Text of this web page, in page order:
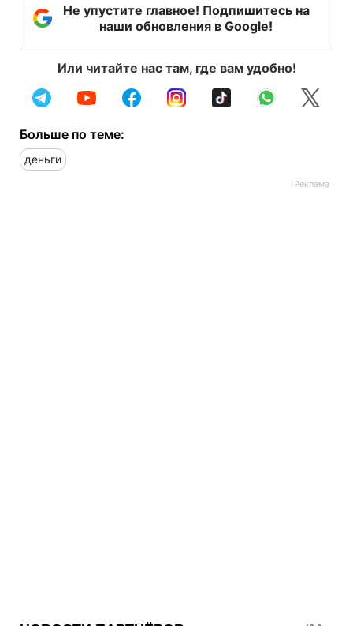
Не упустите главное! Подпишитесь на
наши обновления в Google!
Или читайте нас там, где вам удобно!
Больше по теме:
деньги